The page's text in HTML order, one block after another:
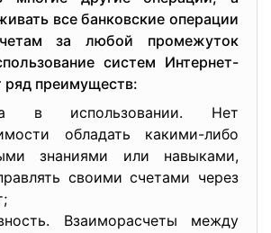
все банковские операции
за любой промежуток
систем Интернет-
ряд преимуществ:
в использовании. Нет
обладать какими-либо
знаниями или навыками,
своими счетами через
Взаиморасчеты между